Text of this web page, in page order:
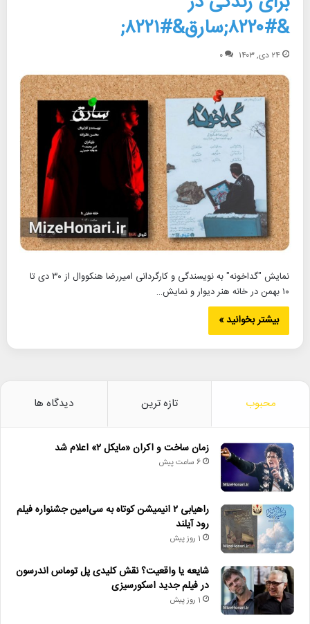
&#۸۲۲۰;سارق&#۸۲۲۱;
۲۴ دی, ۱۴۰۳ ۰
نمایش "گداخونه" به نویسندگی و کارگردانی امیررضا ‌هنکووال از ۳۰ دی تا
۱۰ بهمن در خانه هنر دیوار و نمایش…
بیشتر بخوانید »
محبوب تازه ترین دیدگاه ها
زمان ساخت و اکران «مایکل ۲» اعلام شد
6 ساعت پیش
راهیابی ۲ انیمیشن کوتاه به سی‌امین جشنواره فیلم
رود آیلند
1 روز پیش
شایعه یا واقعیت؟ نقش کلیدی پل توماس اندرسون
در فیلم جدید اسکورسیزی
1 روز پیش